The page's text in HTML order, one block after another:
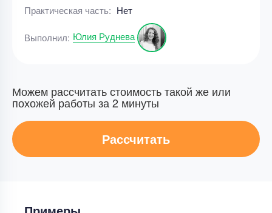
Практическая часть: Нет
Выполнил: Юлия Руднева
Можем рассчитать стоимость такой же или
похожей работы за 2 минуты
Рассчитать